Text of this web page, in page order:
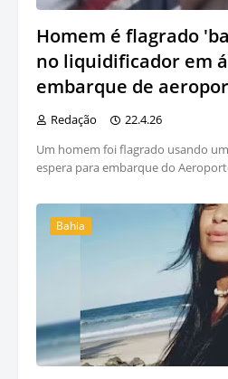
Homem é flagrado
no liquidificador em
embarque de
Redação
22.4.26
Um homem foi flagrado usando
espera para embarque do
Bahia